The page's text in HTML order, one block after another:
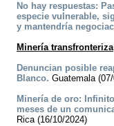
No hay respuestas:
especie vulnerable,
y mantendría
Minería transfronteriza
Denuncian posible
Blanco. Guatemala
Minería de oro:
meses de un
Rica (16/10/2024)